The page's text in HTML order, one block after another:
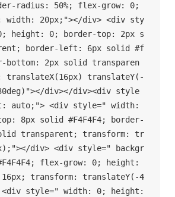
radius: 50%; flex-grow: 0;
width: 20px;"></div> <div sty
height: 0; border-top: 2px s
border-left: 6px solid #f
bottom: 2px solid transparen
translateY(-
div></div><div style
auto;"> <div style=" width:
8px solid #F4F4F4; border-
transparent; transform: tr
div> <div style=" backgr
flex-grow: 0; height:
transform: translateY(-4
<div style=" width: 0; height: